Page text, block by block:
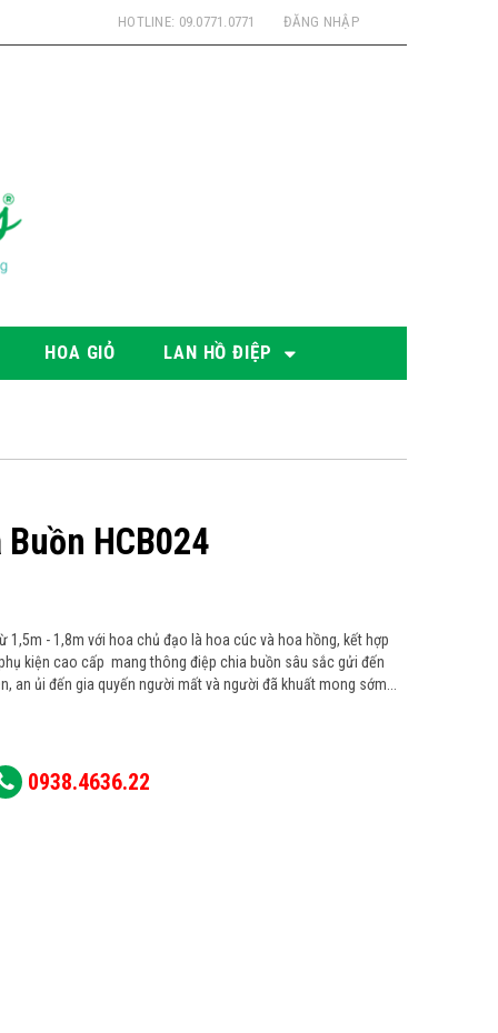
ĐĂNG NHẬP
HOTLINE: 09.0771.0771
HOA GIỎ LAN HỒ ĐIỆP
Buồn HCB024
1,5m - 1,8m với hoa chủ đạo là hoa cúc và hoa hồng, kết hợp
kiện cao cấp mang thông điệp chia buồn sâu sắc gửi đến
an ủi đến gia quyến người mất và người đã khuất mong sớm...
0938.4636.22